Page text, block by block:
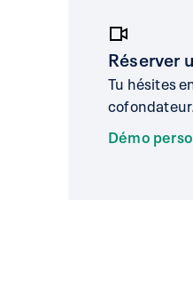
Réserver
Tu hésites
Démo